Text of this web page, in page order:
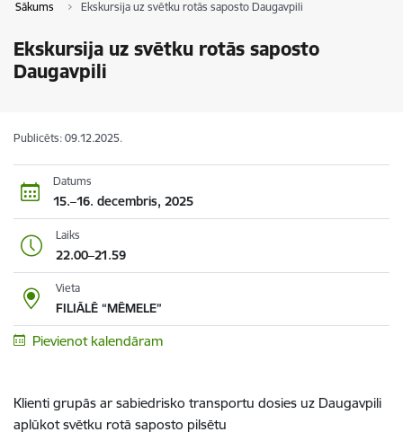
Sākums Ekskursija uz svētku rotās saposto Daugavpili
Ekskursija uz svētku rotās saposto
Daugavpili
Publicēts: 09.12.2025.
Datums
15.–16. decembris, 2025
Laiks
22.00–21.59
Vieta
FILIĀLĒ “MĒMELE”
Pievienot kalendāram
Klienti grupās ar sabiedrisko transportu dosies uz Daugavpili
aplūkot svētku rotā saposto pilsētu